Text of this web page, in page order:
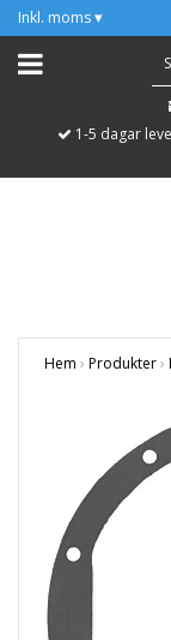
Inkl. moms ▾
1-5 dagar
Hem › Produkter›